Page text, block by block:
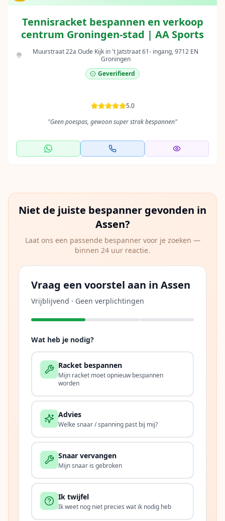
Tennisracket bespannen en verkoop
centrum Groningen-stad | AA Sports
Muurstraat 22a Oude Kijk in 't Jatstraat 61- ingang, 9712 EN
Groningen
Geverifieerd
5.0
"Geen poespas, gewoon super strak bespannen"
Niet de juiste bespanner gevonden in
Assen?
Laat ons een passende bespanner voor je zoeken —
binnen 24 uur reactie.
Vraag een voorstel aan in Assen
Vrijblijvend · Geen verplichtingen
Wat heb je nodig?
Racket bespannen
Mijn racket moet opnieuw bespannen
worden
Advies
Welke snaar / spanning past bij mij?
Snaar vervangen
Mijn snaar is gebroken
Ik twijfel
Ik weet nog niet precies wat ik nodig heb